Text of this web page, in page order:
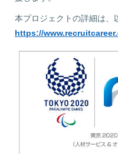
本プロジェクトの詳細は、
https://